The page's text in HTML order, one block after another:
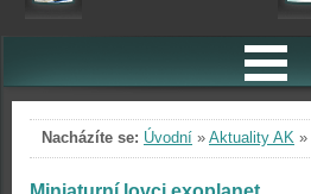
Nacházíte se: Úvodní » Aktuality AK »